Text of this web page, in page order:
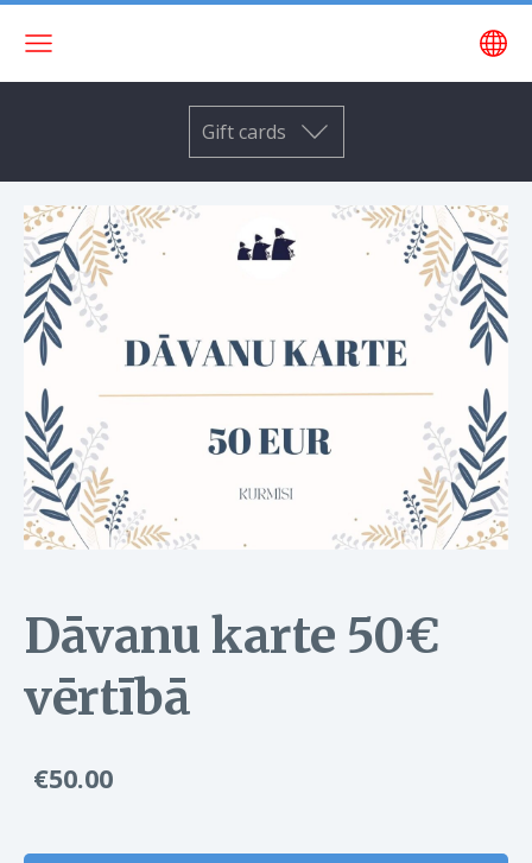
Gift cards
Dāvanu karte 50€
vērtībā
€50.00